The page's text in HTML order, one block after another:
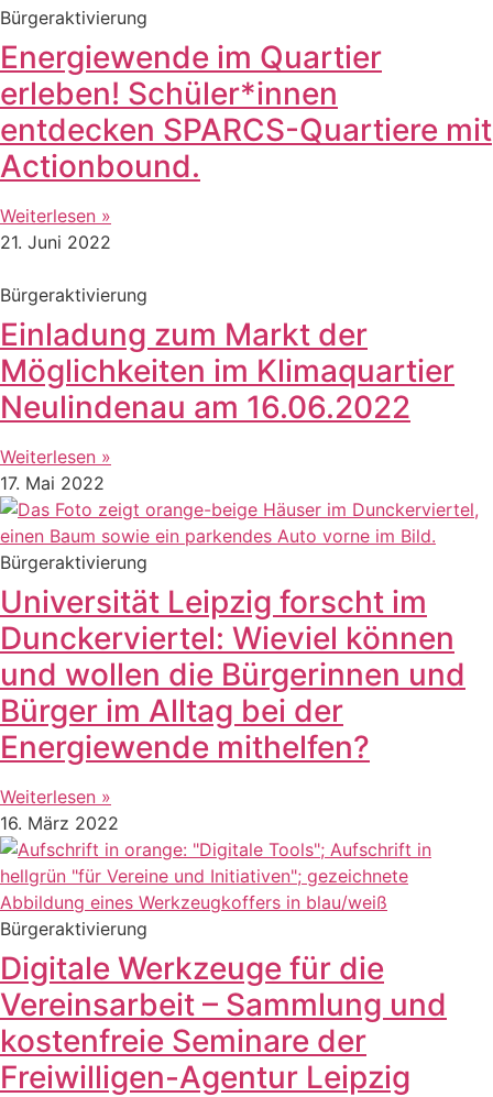
Bürgeraktivierung
Energiewende im Quartier
erleben! Schüler*innen
entdecken SPARCS-Quartiere mit
Actionbound.
Weiterlesen »
21. Juni 2022
Bürgeraktivierung
Einladung zum Markt der
Möglichkeiten im Klimaquartier
Neulindenau am 16.06.2022
Weiterlesen »
17. Mai 2022
Bürgeraktivierung
Universität Leipzig forscht im
Dunckerviertel: Wieviel können
und wollen die Bürgerinnen und
Bürger im Alltag bei der
Energiewende mithelfen?
Weiterlesen »
16. März 2022
Bürgeraktivierung
Digitale Werkzeuge für die
Vereinsarbeit – Sammlung und
kostenfreie Seminare der
Freiwilligen-Agentur Leipzig